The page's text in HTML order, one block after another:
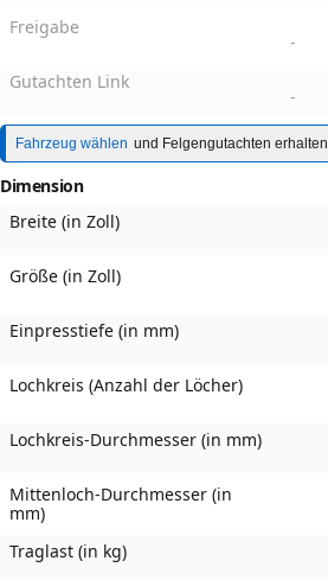
Freigabe
-
Gutachten Link
-
Fahrzeug wählen und Felgengutachten erhalten
Dimension
Breite (in Zoll)
Größe (in Zoll)
Einpresstiefe (in mm)
Lochkreis (Anzahl der Löcher)
Lochkreis-Durchmesser (in mm)
Mittenloch-Durchmesser (in
mm)
Traglast (in kg)